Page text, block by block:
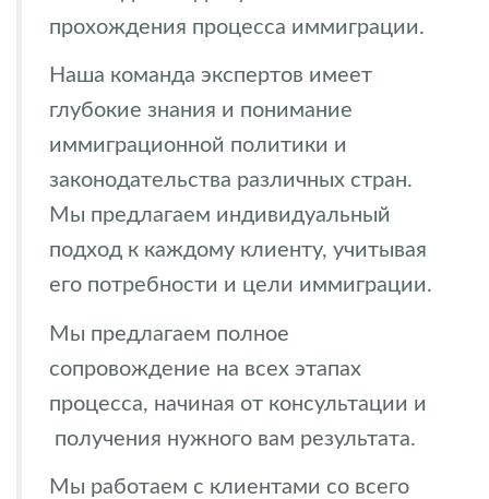
прохождения процесса иммиграции.
Наша команда экспертов имеет
глубокие знания и понимание
иммиграционной политики и
законодательства различных стран.
Мы предлагаем индивидуальный
подход к каждому клиенту, учитывая
его потребности и цели иммиграции.
Мы предлагаем полное
сопровождение на всех этапах
процесса, начиная от консультации и
получения нужного вам результата.
Мы работаем с клиентами со всего